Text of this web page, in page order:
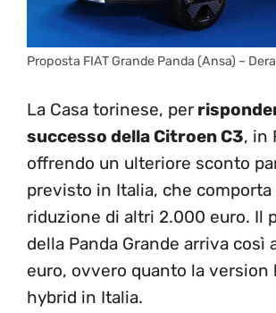
Proposta FIAT Grande Panda (Ansa) –
La Casa torinese, per
successo della Citroen C3, in
offrendo un ulteriore sconto
previsto in Italia, che comporta
riduzione di altri 2.000 euro. Il
della Panda Grande arriva così
euro, ovvero quanto la version
hybrid in Italia.